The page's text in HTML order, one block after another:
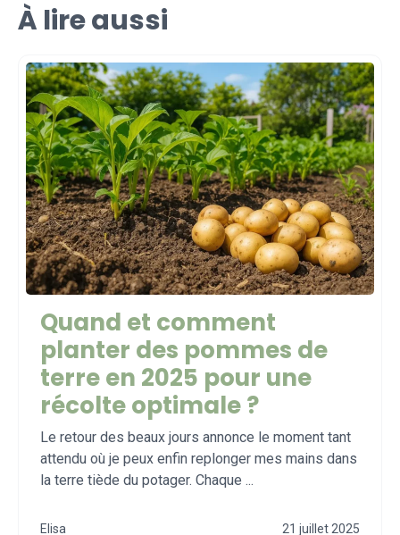
À lire aussi
Quand et comment
planter des pommes de
terre en 2025 pour une
récolte optimale ?
Le retour des beaux jours annonce le moment tant
attendu où je peux enfin replonger mes mains dans
la terre tiède du potager. Chaque ...
Elisa 21 juillet 2025